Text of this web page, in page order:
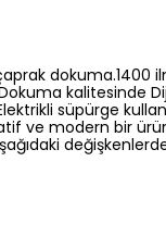
çaprak
kalitesinde
süpürge
ve modern bir